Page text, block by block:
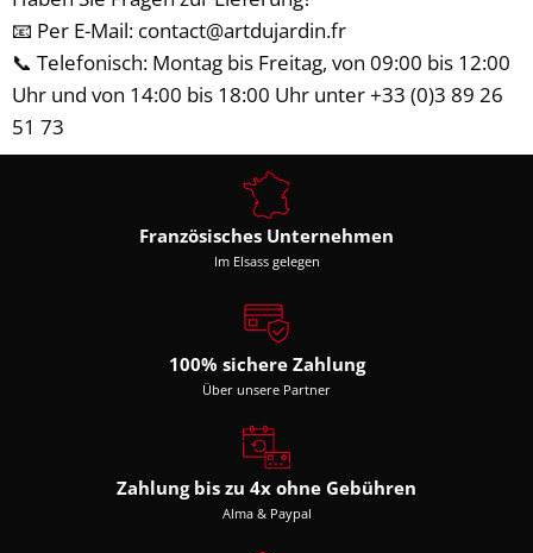
📧 Per E-Mail: contact@artdujardin.fr
📞 Telefonisch: Montag bis Freitag, von 09:00 bis 12:00
Uhr und von 14:00 bis 18:00 Uhr unter +33 (0)3 89 26
51 73
Französisches Unternehmen
Im Elsass gelegen
100% sichere Zahlung
Über unsere Partner
Zahlung bis zu 4x ohne Gebühren
Alma & Paypal